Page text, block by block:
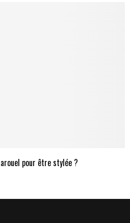
pour être stylée ?